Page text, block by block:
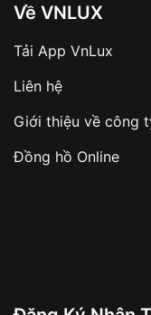
sản phẩm
hàng
Số tiền còn
✔️ Đảm bảo
✔️ Hạn chế
Về VNLUX
Tải App VnLux
Liên hệ
Giới thiệu về công
Đồng hồ Online